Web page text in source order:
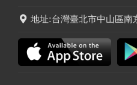
地址:台灣臺北市中山區